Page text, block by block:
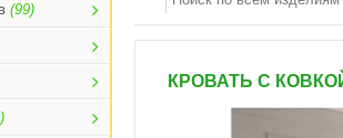
(99)
КРОВАТЬ С